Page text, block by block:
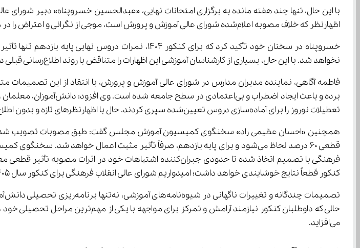
با این حال، تنها چند هفته مانده به برگزاری امتحانات نهایی، «عبدالحسین خسروپناه» دبیر شورای
اظهارنظر که خلاف مصوبه اعلام‌شده شورای عالی آموزش و پرورش است، موجی از نگرانی و اعتراض را در میان دانش‌آموزان، معلمان و اولیا به دنبال داشت.
نخواهد شد. با این حال، بسیاری از کارشناسان آموزشی این اظهارات را متناقض با روند اطلاع‌رسانی قبلی دانسته و از آن به عنوان نمونه‌ای از سیاست‌گذاری‌های ناپایدار یاد می‌کنند.
تعطیلات نوروز را برای آماده‌سازی دروس تعیین‌شده سپری کردند. حال با اظهارنظرهای تازه و بدون اطلاع‌رسانی رسمی، این برنامه‌ریزی‌ها دچار اختلال شده‌اند.
قطعی 60 درصد لحاظ می‌شود و برای پایه یازدهم، صرفاً تأثیر مثبت اعمال خواهد
فرهنگی با تصمیم اتخاذ شده تا حدودی جبران‌کننده اشتباهات خود
کنکور قطعاً نتایج خوشایندی خواهد داشت؛ امیدواریم شورای عالی انقلاب فرهنگی برای کنکور سال 1405 نیز بر روی مثبت ماندن پایه یازدهم در این زمینه به اجماع کلی برسد.
می‌افزاید.